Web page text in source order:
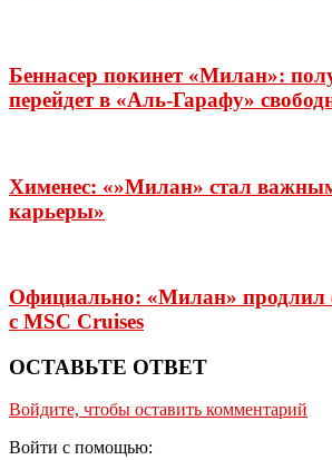
Беннасер покинет «Милан»:
перейдет в «Аль-Гарафу»
Хименес: «»Милан» стал
карьеры»
Официально: «Милан» продлил
с MSC Cruises
ОСТАВЬТЕ ОТВЕТ
Войдите, чтобы оставить комментарий
Войти с помощью: